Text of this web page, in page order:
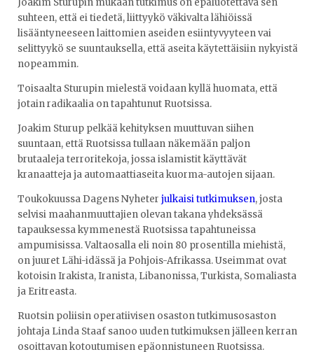
Joakim Sturupin mukaan tutkimus on epäluotettava sen
suhteen, että ei tiedetä, liittyykö väkivalta lähiöissä
lisääntyneeseen laittomien aseiden esiintyvyyteen vai
selittyykö se suuntauksella, että aseita käytettäisiin nykyistä
nopeammin.
Toisaalta Sturupin mielestä voidaan kyllä huomata, että
jotain radikaalia on tapahtunut Ruotsissa.
Joakim Sturup pelkää kehityksen muuttuvan siihen
suuntaan, että Ruotsissa tullaan näkemään paljon
brutaaleja terroritekoja, jossa islamistit käyttävät
kranaatteja ja automaattiaseita kuorma-autojen sijaan.
Toukokuussa Dagens Nyheter julkaisi tutkimuksen, josta
selvisi maahanmuuttajien olevan takana yhdeksässä
tapauksessa kymmenestä Ruotsissa tapahtuneissa
ampumisissa. Valtaosalla eli noin 80 prosentilla miehistä,
on juuret Lähi-idässä ja Pohjois-Afrikassa. Useimmat ovat
kotoisin Irakista, Iranista, Libanonissa, Turkista, Somaliasta
ja Eritreasta.
Ruotsin poliisin operatiivisen osaston tutkimusosaston
johtaja Linda Staaf sanoo uuden tutkimuksen jälleen kerran
osoittavan kotoutumisen epäonnistuneen Ruotsissa.